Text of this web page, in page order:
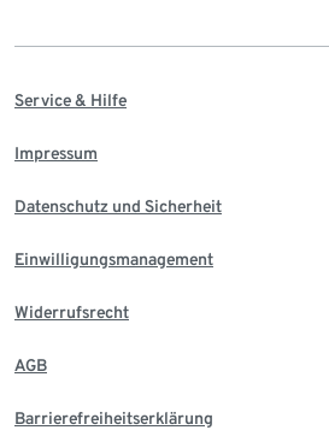
Service & Hilfe
Impressum
Datenschutz und Sicherheit
Einwilligungsmanagement
Widerrufsrecht
AGB
Barrierefreiheitserklärung